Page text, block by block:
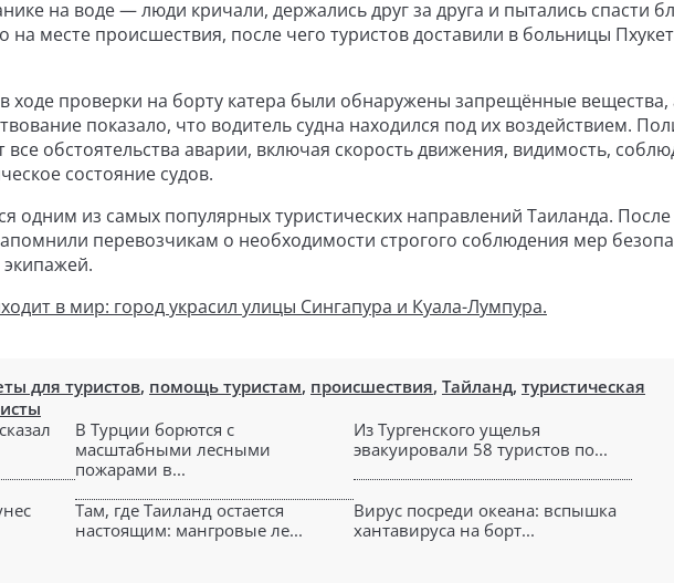
на воде — люди кричали, держались друг за друга и пытались спасти
на месте происшествия, после чего туристов доставили в больницы
проверки на борту катера были обнаружены запрещённые вещества,
показало, что водитель судна находился под их воздействием.
обстоятельства аварии, включая скорость движения, видимость,
состояние судов.
одним из самых популярных туристических направлений Таиланда. После
перевозчикам о необходимости строгого соблюдения мер
в мир: город украсил улицы Сингапура и Куала-Лумпура.
для туристов, помощь туристам, происшествия, Тайланд, туристическая
В Турции борются с
масштабными лесными
пожарами в...
Из Тургенского ущелья
эвакуировали 58 туристов по...
Там, где Таиланд остается
настоящим: мангровые ле...
Вирус посреди океана: вспышка
хантавируса на борт...